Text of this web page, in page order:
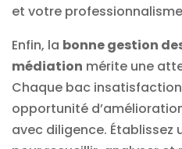
et votre
Enfin, la bonne gestion
médiation mérite une
Chaque bac
opportunité
avec diligence.